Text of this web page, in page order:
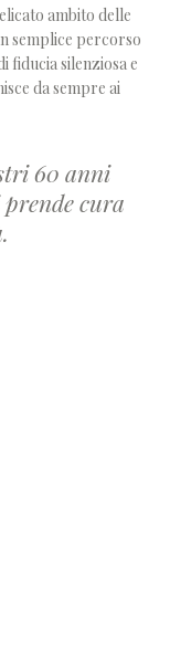
ambito delle
semplice percorso
fiducia silenziosa e
da sempre ai
60 anni
cura